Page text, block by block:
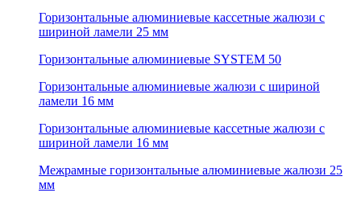
Горизонтальные алюминиевые кассетные жалюзи с
шириной ламели 25 мм
Горизонтальные алюминиевые SYSTEM 50
Горизонтальные алюминиевые жалюзи с шириной
ламели 16 мм
Горизонтальные алюминиевые кассетные жалюзи с
шириной ламели 16 мм
Межрамные горизонтальные алюминиевые жалюзи 25
мм